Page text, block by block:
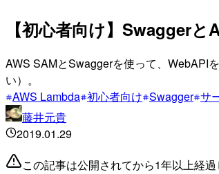
【初心者向け】Swagger
AWS SAMとSwaggerを使って、WebAPI
い）。
AWS Lambda 初心者向け Swagger サ
藤井元貴
2019.01.29
この記事は公開されてから1年以上経